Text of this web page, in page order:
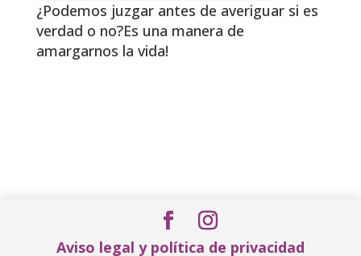
¿Podemos juzgar antes de averiguar si es
verdad o no?Es una manera de
amargarnos la vida!
Aviso legal y política de privacidad